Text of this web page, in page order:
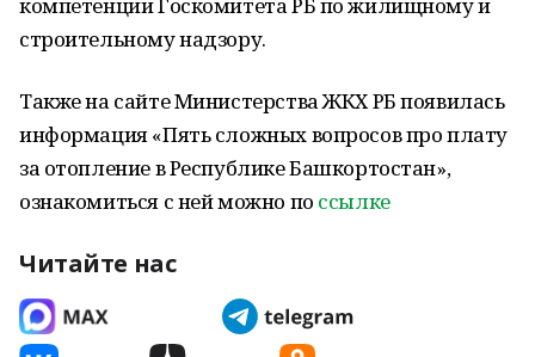
строительному надзору.
Также на сайте Министерства ЖКХ РБ появилась
информация «Пять сложных вопросов про плату
за отопление в Республике Башкортостан»,
ознакомиться с ней можно по ссылке
Читайте нас